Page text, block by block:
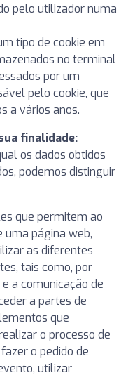
pelo utilizador numa
tipo de cookie em
no terminal
por um
pelo cookie, que
a vários anos.
finalidade:
os dados obtidos
podemos distinguir
que permitem ao
página web,
as diferentes
tais como, por
a comunicação de
a partes de
que
o processo de
o pedido de
utilizar